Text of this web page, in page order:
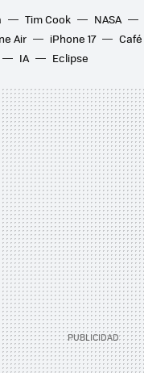
Tim Cook NASA
Air
iPhone 17 Café
IA Eclipse